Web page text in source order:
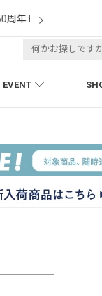
EVENT